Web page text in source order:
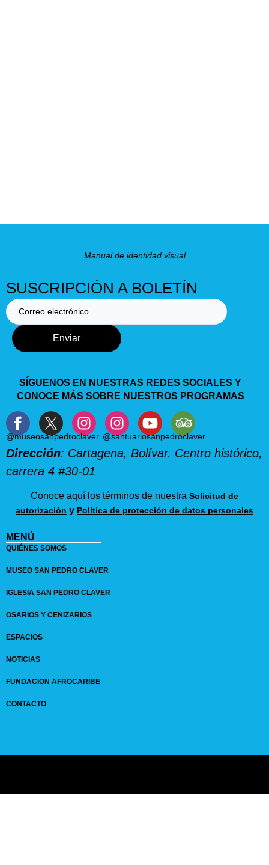
Manual de identidad visual
SUSCRIPCIÓN A BOLETÍN
Enviar
SÍGUENOS EN NUESTRAS REDES SOCIALES Y
CONOCE MÁS SOBRE NUESTROS PROGRAMAS
@museosanpedroclaver @santuariosanpedroclaver
Dirección: Cartagena, Bolívar. Centro histórico,
carrera 4 #30-01
Conoce aquí los términos de nuestra Solicitud de
autorización y Política de protección de datos personales
MENÚ
QUIÉNES SOMOS
MUSEO SAN PEDRO CLAVER
IGLESIA SAN PEDRO CLAVER
OSARIOS Y CENIZARIOS
ESPACIOS
NOTICIAS
FUNDACION AFROCARIBE
CONTACTO